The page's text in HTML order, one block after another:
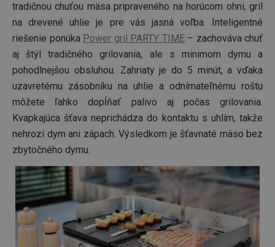
tradičnou chuťou mäsa pripraveného na horúcom ohni, gril
na drevené uhlie je pre vás jasná voľba. Inteligentné
riešenie ponúka Power gril PARTY TIME– zachováva chuť
aj štýl tradičného grilovania, ale s minimom dymu a
pohodlnejšou obsluhou. Zahriaty je do 5 minút, a vďaka
uzavretému zásobníku na uhlie a odnímateľnému roštu
môžete ľahko dopĺňať palivo aj počas grilovania.
Kvapkajúca šťava neprichádza do kontaktu s uhlím, takže
nehrozí dym ani zápach. Výsledkom je šťavnaté mäso bez
zbytočného dymu.